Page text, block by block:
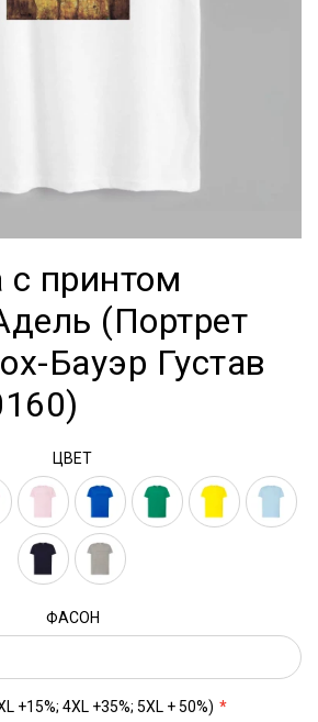
с принтом
(Портрет
Бауэр Густав
ЦВЕТ
ФАСОН
+15%; 4XL +35%; 5XL + 50%)